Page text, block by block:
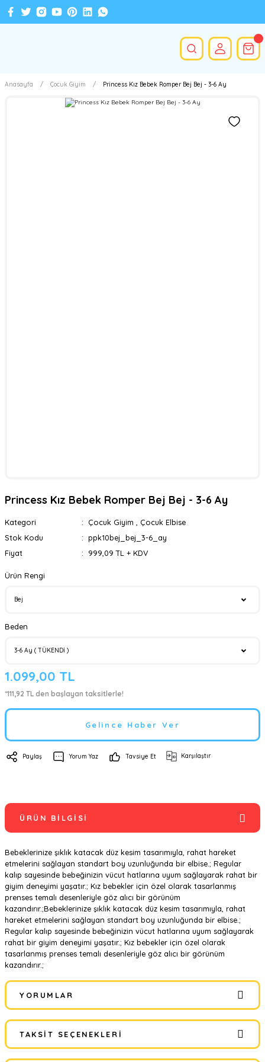
Anasayfa Çocuk Giyim Princess Kız Bebek Romper Bej Bej - 3-6 Ay
Princess Kız Bebek Romper Bej Bej - 3-6 Ay
Kategori Çocuk Giyim
Çocuk Elbise
Stok Kodu
ppk10bej_bej_3-6_ay
Fiyat
999,09 TL + KDV
Ürün Rengi
Beden
1.099,00 TL
*111,92 TL den başlayan taksitlerle!
Gelince Haber Ver
Paylaş Yorum Yaz Tavsiye Et Karşılaştır
ÜRÜN BILGISI
Bebeklerinize şıklık katacak düz kesim tasarımıyla, rahat hareket
etmelerini sağlayan standart boy uzunluğunda bir elbise.; Regular
kalıp sayesinde bebeğinizin vücut hatlarına uyum sağlayarak rahat bir
giyim deneyimi yaşatır.; Kız bebekler için özel olarak tasarlanmış
prenses temalı desenleriyle göz alıcı bir görünüm
kazandırır.;Bebeklerinize şıklık katacak düz kesim tasarımıyla, rahat
hareket etmelerini sağlayan standart boy uzunluğunda bir elbise.;
Regular kalıp sayesinde bebeğinizin vücut hatlarına uyum sağlayarak
rahat bir giyim deneyimi yaşatır.; Kız bebekler için özel olarak
tasarlanmış prenses temalı desenleriyle göz alıcı bir görünüm
kazandırır.;
YORUMLAR
Bu ürüne ilk yorumu siz yapın!
TAKSIT SEÇENEKLERI